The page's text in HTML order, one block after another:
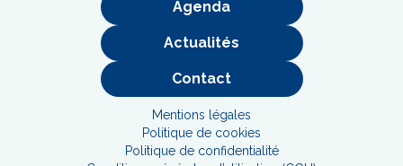
Agenda
Actualités
Contact
Mentions légales
Politique de cookies
Politique de confidentialité